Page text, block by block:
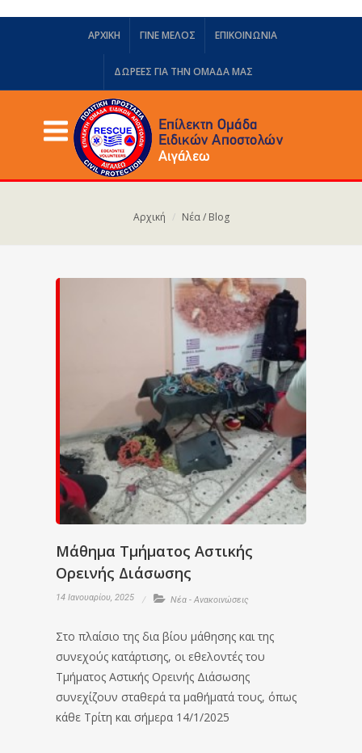
ΑΡΧΙΚΗ ΓΙΝΕ ΜΕΛΟΣ ΕΠΙΚΟΙΝΩΝΙΑ
ΔΩΡΕΈΣ ΓΙΑ ΤΗΝ ΟΜΆΔΑ ΜΑΣ
Αρχική Νέα / Blog
Μάθημα Τμήματος Αστικής
Ορεινής Διάσωσης
14 Ιανουαρίου, 2025 Νέα - Ανακοινώσεις
Στο πλαίσιο της δια βίου μάθησης και της
συνεχούς κατάρτισης, οι εθελοντές του
Τμήματος Αστικής Ορεινής Διάσωσης
συνεχίζουν σταθερά τα μαθήματά τους, όπως
κάθε Τρίτη και σήμερα 14/1/2025